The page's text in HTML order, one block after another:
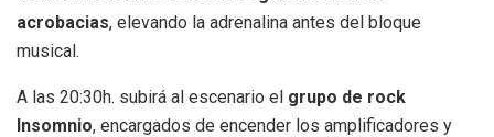
acrobacias, elevando la adrenalina antes del bloque
musical.
A las 20:30h. subirá al escenario el grupo de rock
Insomnio, encargados de encender los amplificadores y